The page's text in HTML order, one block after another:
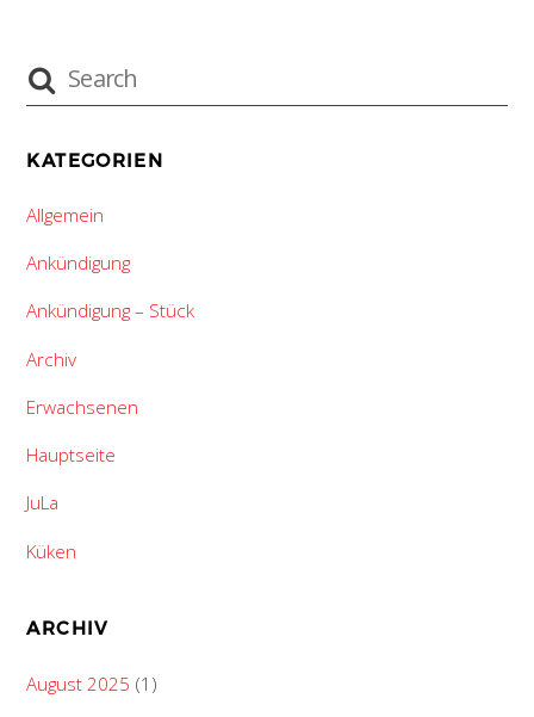
KATEGORIEN
Allgemein
Ankündigung
Ankündigung – Stück
Archiv
Erwachsenen
Hauptseite
JuLa
Küken
ARCHIV
August 2025 (1)